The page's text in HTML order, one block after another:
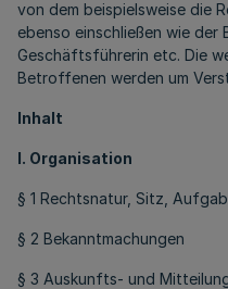
von dem beispielsweise die
ebenso einschließen wie
Geschäftsführerin etc. Die
Betroffenen werden um
Inhalt
I. Organisation
§ 1 Rechtsnatur, Sitz,
§ 2 Bekanntmachungen
§ 3 Auskunfts- und